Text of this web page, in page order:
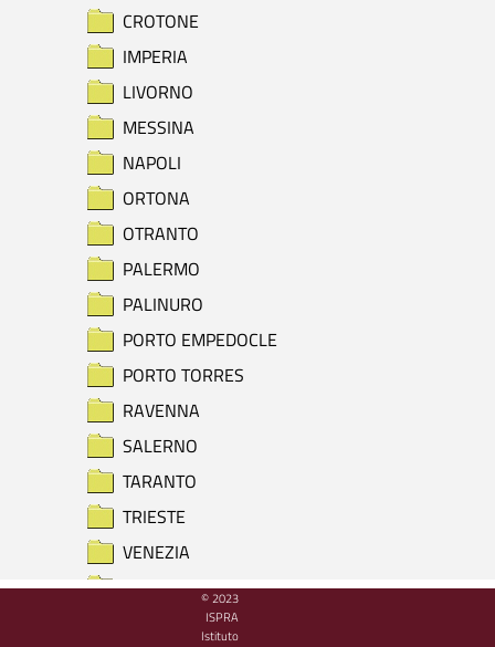
CROTONE
IMPERIA
LIVORNO
MESSINA
NAPOLI
ORTONA
OTRANTO
PALERMO
PALINURO
PORTO EMPEDOCLE
PORTO TORRES
RAVENNA
SALERNO
TARANTO
TRIESTE
VENEZIA
VIESTE
RIEPILOGO PRESENZA DATI
© 2023
ISPRA
Istituto